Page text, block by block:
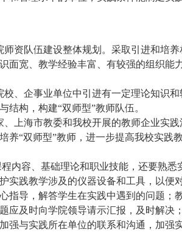
资队伍建设整体规划。采取引进和培养
面宽、教学经验丰富、有较强的组织能
、企事业单位中引进有一定理论知识
构，构建“双师型”教师队伍。
上海市教委和我校开展的教师企业实践
养“双师型”教师，进一步提高我校实践
内容、基础理论和职业技能，还要熟悉
实践教学涉及的仪器设备和工具，以便
指导，解答学生在实践中遇到的问题；
应及时向学院领导请示汇报，及时解决
强与实践所在单位的联系和沟通，加强